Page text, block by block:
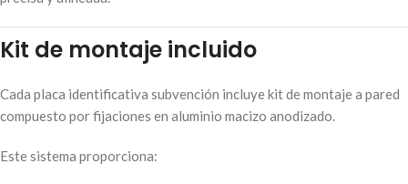
Kit de montaje incluido
Cada placa identificativa subvención incluye kit de montaje a pared
compuesto por fijaciones en aluminio macizo anodizado.
Este sistema proporciona: